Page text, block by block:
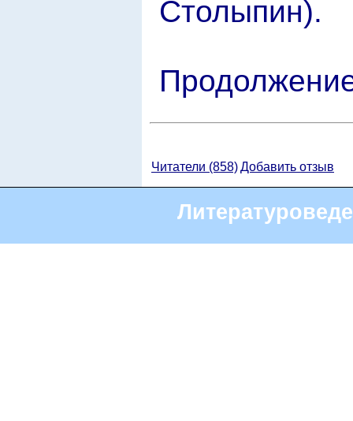
Столыпин).
Читатели (858)Добавить отзыв